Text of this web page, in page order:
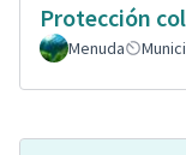
Protección
Menuda